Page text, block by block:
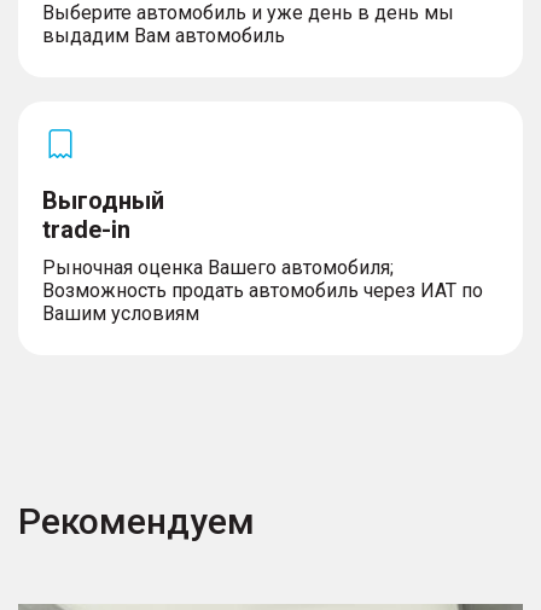
Выберите автомобиль и уже день в день мы
выдадим Вам автомобиль
Выгодный
trade-in
Рыночная оценка Вашего автомобиля;
Возможность продать автомобиль через ИАТ по
Вашим условиям
Рекомендуем